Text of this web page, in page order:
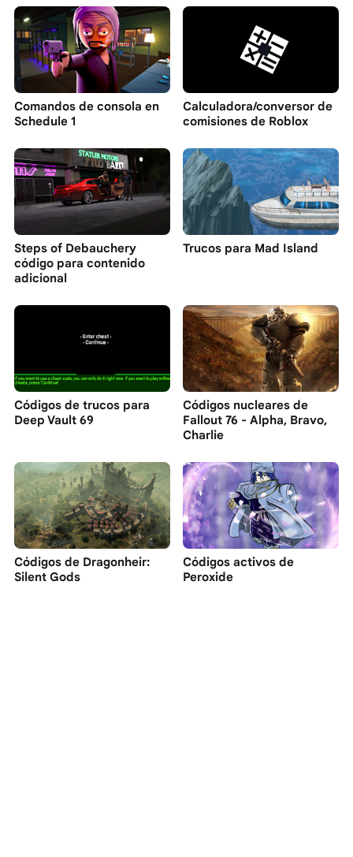
Comandos de consola en
Schedule 1
Calculadora/conversor de
comisiones de Roblox
Steps of Debauchery
código para contenido
adicional
Trucos para Mad Island
Códigos de trucos para
Deep Vault 69
Códigos nucleares de
Fallout 76 - Alpha, Bravo,
Charlie
Códigos de Dragonheir:
Silent Gods
Códigos activos de
Peroxide